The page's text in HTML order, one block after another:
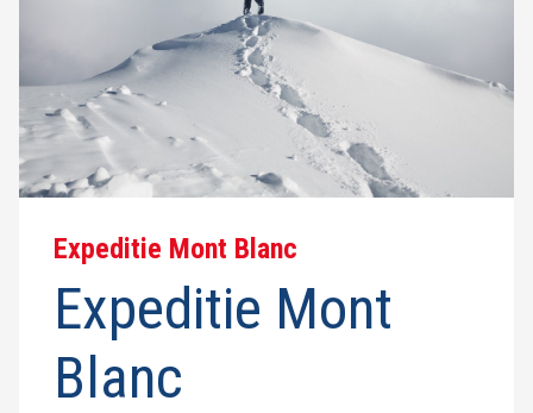
Expeditie Mont Blanc
Expeditie Mont
Blanc